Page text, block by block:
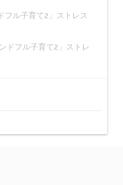
ル子育て2」ストレス
ドフル子育て2」ストレ